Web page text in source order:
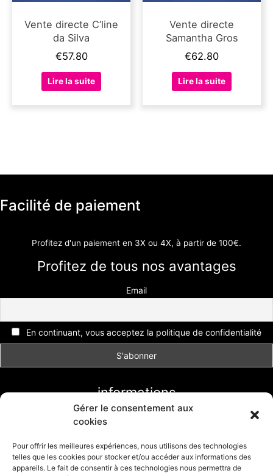
Gérer le consentement aux
cookies
Pour offrir les meilleures expériences, nous utilisons des technologies
telles que les cookies pour stocker et/ou accéder aux informations des
appareils. Le fait de consentir à ces technologies nous permettra de
Vente directe C’line
da Silva
€57.80
Lire la suite
Vente directe
Samantha Gros
€62.80
Lire la suite
Facilité de paiement
Profitez d'un paiement en 3X ou 4X, à partir de 100€.
Profitez de tous nos avantages
Email
En continuant, vous acceptez la politique de confidentialité
informations
Conditions générales de vente
Formulaire de retour
Politique de cookies (UE)